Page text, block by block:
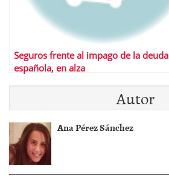
Seguros frente al impago de la deuda
española, en alza
Autor
Ana Pérez Sánchez